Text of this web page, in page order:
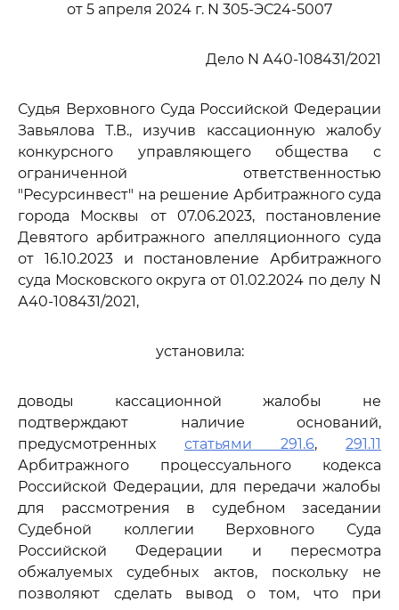
от 5 апреля 2024 г. N 305-ЭС24-5007
Дело N А40-108431/2021
Судья Верховного Суда Российской Федерации
Завьялова Т.В., изучив кассационную жалобу
конкурсного управляющего общества с
ограниченной ответственностью
"Ресурсинвест" на решение Арбитражного суда
города Москвы от 07.06.2023, постановление
Девятого арбитражного апелляционного суда
от 16.10.2023 и постановление Арбитражного
суда Московского округа от 01.02.2024 по делу N
А40-108431/2021,
установила:
доводы кассационной жалобы не
подтверждают наличие оснований,
предусмотренных статьями 291.6, 291.11
Арбитражного процессуального кодекса
Российской Федерации, для передачи жалобы
для рассмотрения в судебном заседании
Судебной коллегии Верховного Суда
Российской Федерации и пересмотра
обжалуемых судебных актов, поскольку не
позволяют сделать вывод о том, что при